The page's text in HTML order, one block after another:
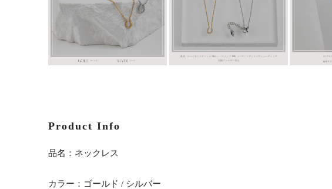
Product Info
品名：ネックレス
カラー：ゴールド / シルバー